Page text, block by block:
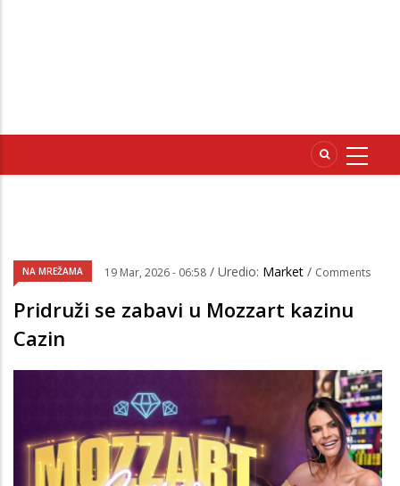
NA MREŽAMA 19 Mar, 2026 - 06:58 / Uredio: Market / Comments
Pridruži se zabavi u Mozzart kazinu
Cazin